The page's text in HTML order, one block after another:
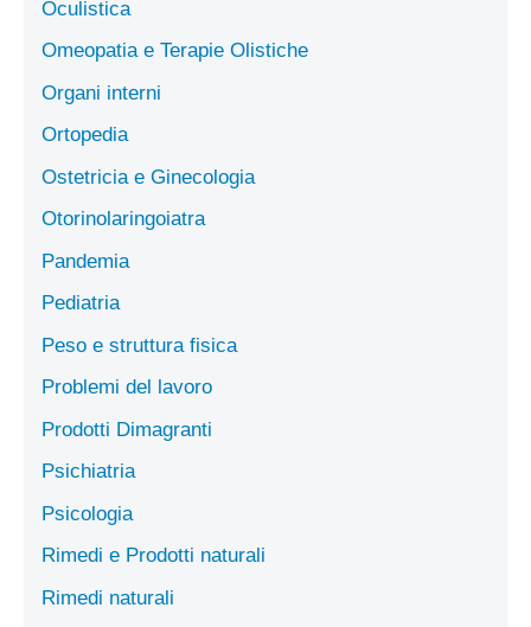
Oculistica
Omeopatia e Terapie Olistiche
Organi interni
Ortopedia
Ostetricia e Ginecologia
Otorinolaringoiatra
Pandemia
Pediatria
Peso e struttura fisica
Problemi del lavoro
Prodotti Dimagranti
Psichiatria
Psicologia
Rimedi e Prodotti naturali
Rimedi naturali